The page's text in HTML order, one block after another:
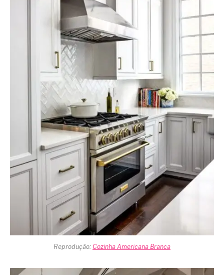
Reprodução: Cozinha Americana Branca